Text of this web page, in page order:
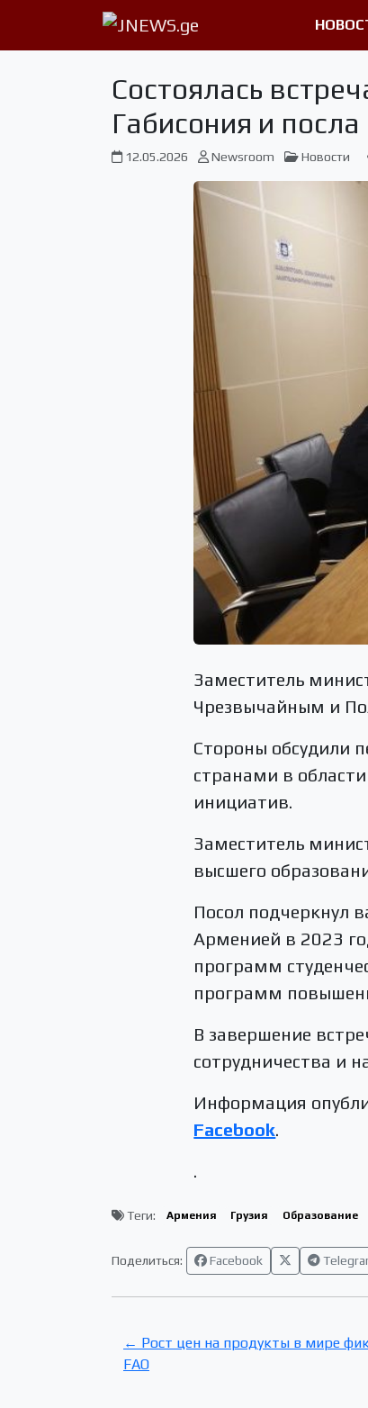
Состоялась
Габисония и
12.05.2026 Newsroom Новости
Заместитель
Чрезвычайным и
Стороны обсудили
странами в
инициатив.
Заместитель
высшего
Посол подчеркнул
Арменией в 2023
программ
программ
В завершение
сотрудничества и
Информация
Facebook.
.
Теги: Армения Грузия Образование
Поделиться: Facebook
← Рост цен на продукты в мире
FAO